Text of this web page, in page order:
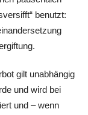
benutzt:
gilt unabhängig
und wird bei
und – wenn